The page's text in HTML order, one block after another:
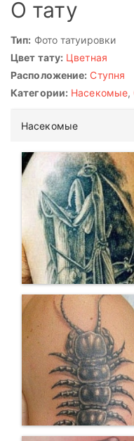
О тату
Тип: Фото татуировки
Цвет тату: Цветная
Расположение: Ступня
Категории: Насекомые,
Насекомые